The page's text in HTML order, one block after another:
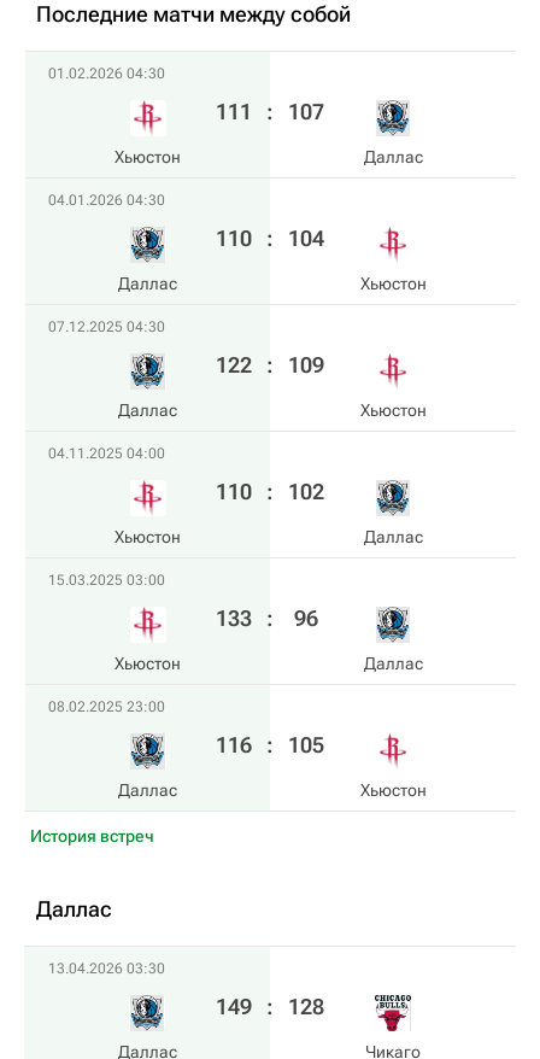
Последние матчи между собой
01.02.2026 04:30
Хьюстон
111 : 107
Даллас
04.01.2026 04:30
Даллас
110 : 104
Хьюстон
07.12.2025 04:30
Даллас
122 : 109
Хьюстон
04.11.2025 04:00
Хьюстон
110 : 102
Даллас
15.03.2025 03:00
Хьюстон
133 : 96
Даллас
08.02.2025 23:00
Даллас
116 : 105
Хьюстон
История встреч
Даллас
13.04.2026 03:30
Даллас
149 : 128
Чикаго